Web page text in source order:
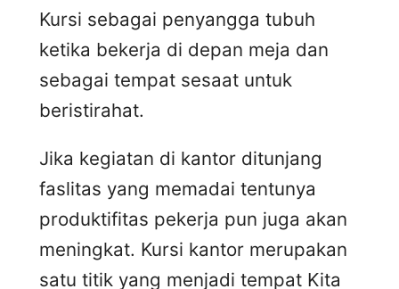
Kursi sebagai penyangga tubuh
ketika bekerja di depan meja dan
sebagai tempat sesaat untuk
beristirahat.
Jika kegiatan di kantor ditunjang
faslitas yang memadai tentunya
produktifitas pekerja pun juga akan
meningkat. Kursi kantor merupakan
satu titik yang menjadi tempat Kita